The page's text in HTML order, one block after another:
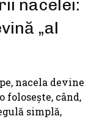
nacelei:
„al
nacela devine
folosește, când,
simplă,